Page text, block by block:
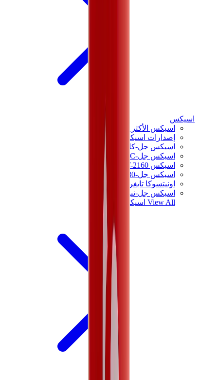
اسيكس
اسيكس الأكثر مبيعاً
إصدارات اسيكس الجديدة
اسيكس جل-كايانو
اسيكس جل-NYC
اسيكس GT-2160
اسيكس جل-1130
اونيتسوكا تايغر مكسيكو 66
اسيكس جل-نيمبوس
View All اسيكس